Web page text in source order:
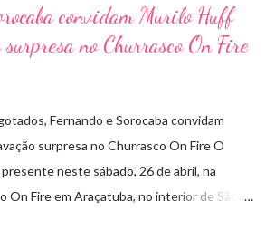
convidam Murilo Huff
surpresa no Churrasco On Fire
Fernando e Sorocaba convidam
surpresa no Churrasco On Fire O
neste sábado, 26 de abril, na
On Fire em Araçatuba, no interior de São